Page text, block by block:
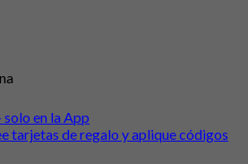
en la App
tarjetas de regalo y aplique códigos